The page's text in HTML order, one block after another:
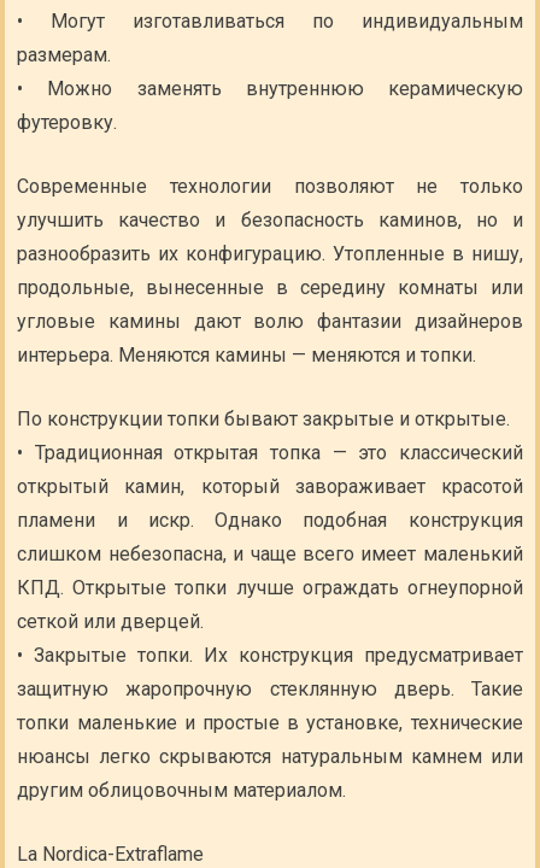
• Могут изготавливаться по индивидуальным
размерам.
• Можно заменять внутреннюю керамическую
футеровку.
Современные технологии позволяют не только
улучшить качество и безопасность каминов, но и
разнообразить их конфигурацию. Утопленные в нишу,
продольные, вынесенные в середину комнаты или
угловые камины дают волю фантазии дизайнеров
интерьера. Меняются камины — меняются и топки.
По конструкции топки бывают закрытые и открытые.
• Традиционная открытая топка — это классический
открытый камин, который завораживает красотой
пламени и искр. Однако подобная конструкция
слишком небезопасна, и чаще всего имеет маленький
КПД. Открытые топки лучше ограждать огнеупорной
сеткой или дверцей.
• Закрытые топки. Их конструкция предусматривает
защитную жаропрочную стеклянную дверь. Такие
топки маленькие и простые в установке, технические
нюансы легко скрываются натуральным камнем или
другим облицовочным материалом.
La Nordica-Extraflame